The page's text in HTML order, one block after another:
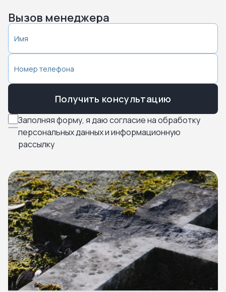
Вызов менеджера
Заполняя форму, я даю согласие на обработку
персональных данных и информационную
рассылку
Получить консультацию